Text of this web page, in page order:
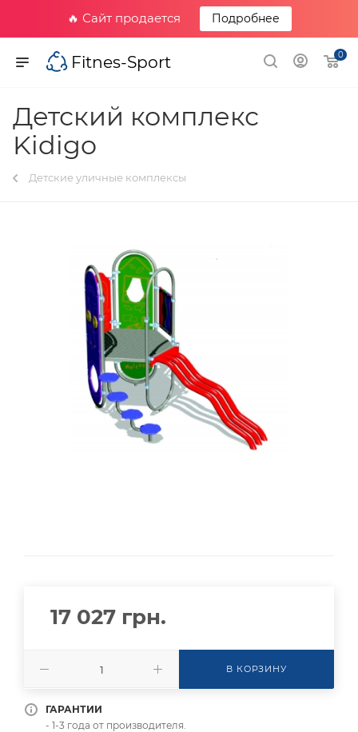
🔥 Сайт продается Подробнее
Fitnes-Sport 0
Детский комплекс
Kidigo
Детские уличные комплексы
17 027 грн.
В КОРЗИНУ
ГАРАНТИИ
- 1-3 года от производителя.